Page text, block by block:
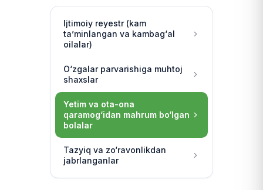
Ijtimoiy reyestr (kam
ta’minlangan va kambag‘al
oilalar)
O‘zgalar parvarishiga muhtoj
shaxslar
Yetim va ota-ona
qaramog‘idan mahrum bo‘lgan
bolalar
Tazyiq va zo‘ravonlikdan
jabrlanganlar